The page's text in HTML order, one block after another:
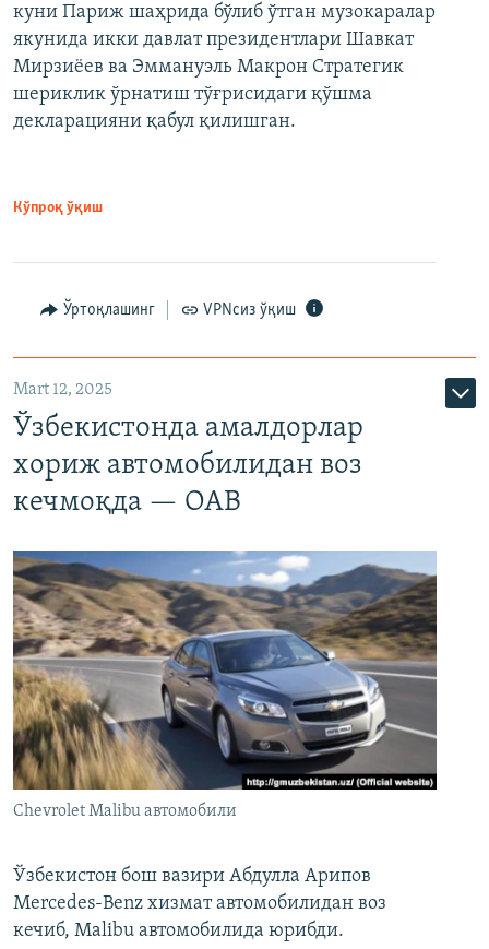
куни Париж шаҳрида бўлиб ўтган музокаралар
якунида икки давлат президентлари Шавкат
Мирзиёев ва Эммануэль Макрон Стратегик
шериклик ўрнатиш тўғрисидаги қўшма
декларацияни қабул қилишган.
Кўпроқ ўқиш
Ўртоқлашинг VPNсиз ўқиш
Mart 12, 2025
Ўзбекистонда амалдорлар
хориж автомобилидан воз
кечмоқда — ОАВ
Chevrolet Malibu автомобили
Ўзбекистон бош вазири Абдулла Арипов
Mercedes-Benz хизмат автомобилидан воз
кечиб, Malibu автомобилида юрибди.